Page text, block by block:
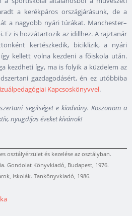
a kerékpáros országjárásunk, de a
a nagyobb nyári túrákat. Manchester–
is hozzátartozik az idillhez. A rajztanár
kertészkedik, biciklizik, a nyári
kellett volna kezdeni a főiskola után.
kezdheti így, ma is folyik a küzdelem az
gazdagodásért, én ez utóbbiba
Kapcsoskönyvvel.
segítséget e kiadvány. Köszönöm a
nyugdíjas éveket kívánok!
osztályérzület és kezelése az osztályban.
Gondolat Könyvkiadó, Budapest, 1976.
iskolák. Tankönyvkiadó, 1986.